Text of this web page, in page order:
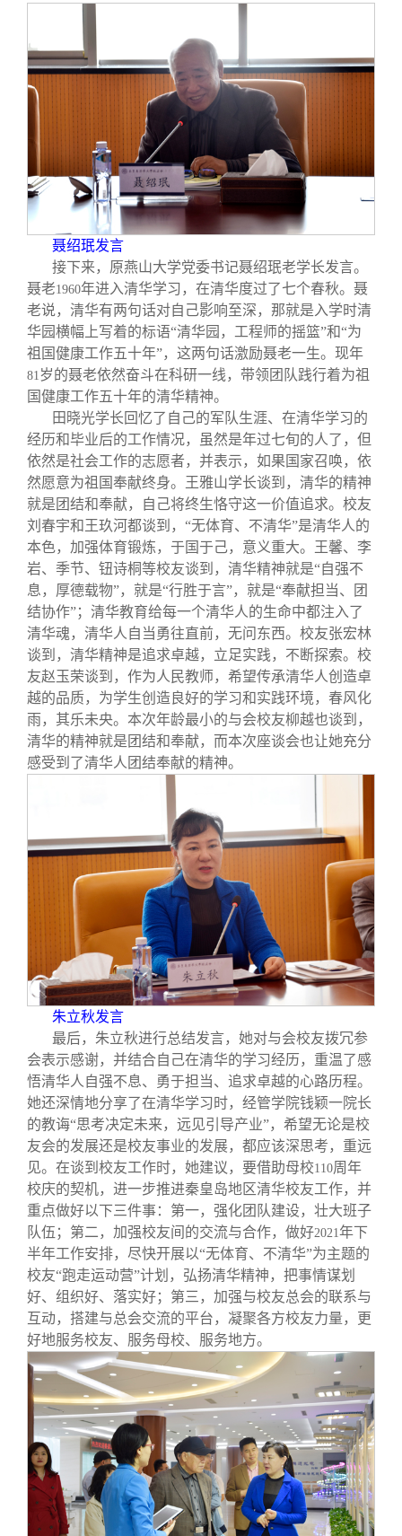
聂绍珉发言
接下来，原燕山大学党委书记聂绍珉老学长发言。
聂老1960年进入清华学习，在清华度过了七个春秋。聂
老说，清华有两句话对自己影响至深，那就是入学时清
华园横幅上写着的标语“清华园，工程师的摇篮”和“为
祖国健康工作五十年”，这两句话激励聂老一生。现年
81 岁的聂老依然奋斗在科研一线，带领团队践行着为祖
国健康工作五十年的清华精神。
田晓光学长回忆了自己的军队生涯、在清华学习的
经历和毕业后的工作情况，虽然是年过七旬的人了，但
依然是社会工作的志愿者，并表示，如果国家召唤，依
然愿意为祖国奉献终身。王雅山学长谈到，清华的精神
就是团结和奉献，自己将终生恪守这一价值追求。校友
刘春宇和王玖河都谈到，“无体育、不清华”是清华人的
本色，加强体育锻炼，于国于己，意义重大。王馨、李
岩、季节、钮诗桐等校友谈到，清华精神就是“自强不
息，厚德载物”，就是“行胜于言”，就是“奉献担当、团
结协作”；清华教育给每一个清华人的生命中都注入了
清华魂，清华人自当勇往直前，无问东西。校友张宏林
谈到，清华精神是追求卓越，立足实践，不断探索。校
友赵玉荣谈到，作为人民教师，希望传承清华人创造卓
越的品质，为学生创造良好的学习和实践环境，春风化
雨，其乐未央。本次年龄最小的与会校友柳越也谈到，
清华的精神就是团结和奉献，而本次座谈会也让她充分
感受到了清华人团结奉献的精神。
朱立秋发言
最后，朱立秋进行总结发言，她对与会校友拨冗参
会表示感谢，并结合自己在清华的学习经历，重温了感
悟清华人自强不息、勇于担当、追求卓越的心路历程。
她还深情地分享了在清华学习时，经管学院钱颖一院长
的教诲“思考决定未来，远见引导产业”，希望无论是校
友会的发展还是校友事业的发展，都应该深思考，重远
见。在谈到校友工作时，她建议，要借助母校110周年
校庆的契机，进一步推进秦皇岛地区清华校友工作，并
重点做好以下三件事：第一，强化团队建设，壮大班子
队伍；第二，加强校友间的交流与合作，做好2021年下
半年工作安排，尽快开展以“无体育、不清华”为主题的
校友“跑走运动营”计划，弘扬清华精神，把事情谋划
好、组织好、落实好；第三，加强与校友总会的联系与
互动，搭建与总会交流的平台，凝聚各方校友力量，更
好地服务校友、服务母校、服务地方。